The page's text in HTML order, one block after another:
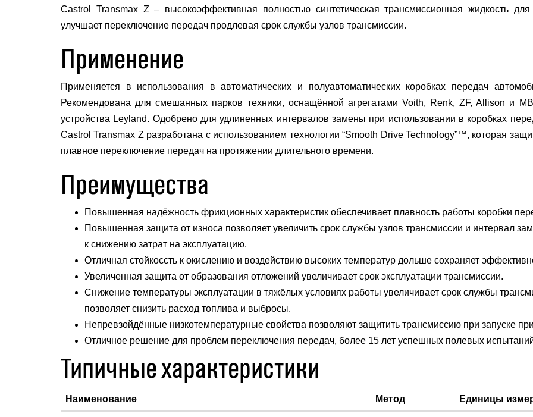
Castrol Transmax Z – высокоэффективная полностью синтетическая трансмиссионная жидкость
улучшает переключение передач продлевая срок службы узлов трансмиссии.
Применение
Применяется в использования в автоматических и полуавтоматических коробках передач
Рекомендована для смешанных парков техники, оснащённой агрегатами Voith, Renk, ZF, Allison и
устройства Leyland. Одобрено для удлиненных интервалов замены при использовании в коробках
Castrol Transmax Z разработана с использованием технологии “Smooth Drive Technology”™, которая
плавное переключение передач на протяжении длительного времени.
Преимущества
Повышенная надёжность фрикционных характеристик обеспечивает плавность работы коробки
Повышенная защита от износа позволяет увеличить срок службы узлов трансмиссии и интервал
к снижению затрат на эксплуатацию.
Отличная стойкоссть к окислению и воздействию высоких температур дольше сохраняет
Увеличенная защита от образования отложений увеличивает срок эксплуатации трансмиссии.
Снижение температуры эксплуатации в тяжёлых условиях работы увеличивает срок службы
позволяет снизить расход топлива и выбросы.
Непревзойдённые низкотемпературные свойства позволяют защитить трансмиссию при запуске
Отличное решение для проблем переключения передач, более 15 лет успешных полевых
Типичные характеристики
Наименование Метод Единицы